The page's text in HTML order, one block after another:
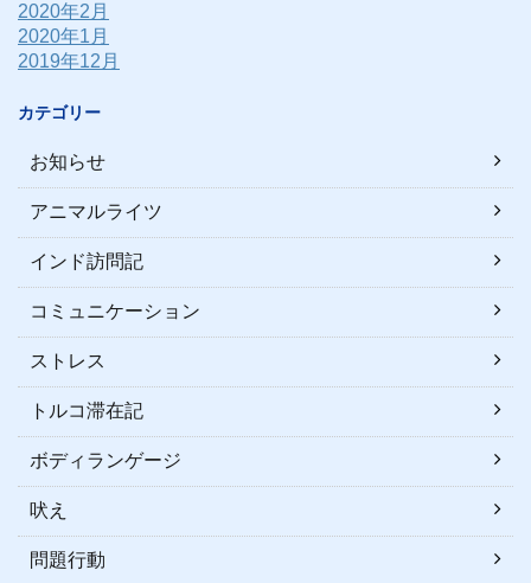
2020年2月
2020年1月
2019年12月
カテゴリー
お知らせ
アニマルライツ
インド訪問記
コミュニケーション
ストレス
トルコ滞在記
ボディランゲージ
吠え
問題行動